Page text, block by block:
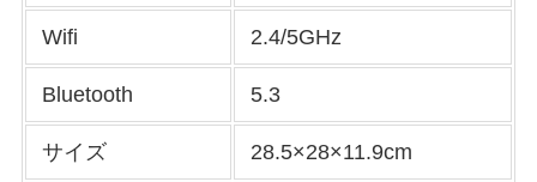
Wifi 2.4/5GHz
Bluetooth 5.3
サイズ 28.5×28×11.9cm